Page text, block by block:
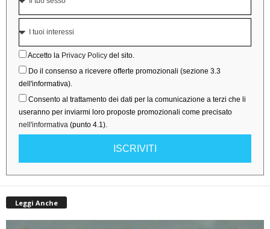
Accetto la Privacy Policy del sito.
Do il consenso a ricevere offerte promozionali (sezione 3.3
dell'informativa).
Consento al trattamento dei dati per la comunicazione a terzi che li
useranno per inviarmi loro proposte promozionali come precisato
nell'informativa (punto 4.1).
ISCRIVITI
Leggi Anche